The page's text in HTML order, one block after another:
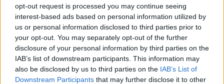
opt-out request is processed you may continue seeing
interest-based ads based on personal information utilized by
us or personal information disclosed to third parties prior to
your opt-out. You may separately opt-out of the further
disclosure of your personal information by third parties on the
IAB’s list of downstream participants. This information may
also be disclosed by us to third parties on the IAB’s List of
Downstream Participants that may further disclose it to other
Το σχέδιο αυτό υποτίθεται θα παρουσιαζόταν το
φθινόπωρο του 2025, όμωςη οριστικοποίησή του
καθυστέρησε λόγω των δημοσιονομικών
περιορισμώνπου επιδεινώθηκαν εξαιτίας των
οικονομικών συνεπειών του πολέμου στη Μέση